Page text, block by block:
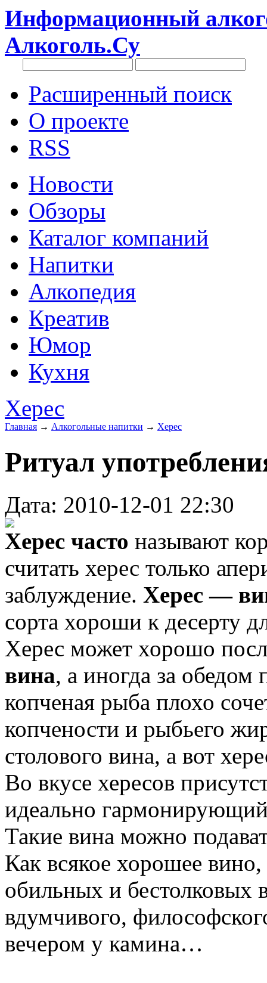
Информационный
Алкоголь.Су
Расширенный поиск
О проекте
RSS
Новости
Обзоры
Каталог компаний
Напитки
Алкопедия
Креатив
Юмор
Кухня
Херес
Главная → Алкогольные напитки → Херес
Ритуал
Дата: 2010-12-01 22:30
Херес часто называют
считать херес только
заблуждение. Херес —
сорта хороши к десерту
Херес может хорошо
вина, а иногда за
копченая рыба плохо
копчености и рыбьего
столового вина, а вот
Во вкусе хересов
идеально
Такие вина можно
Как всякое хорошее
обильных и бестолковых
вдумчивого,
вечером у камина…